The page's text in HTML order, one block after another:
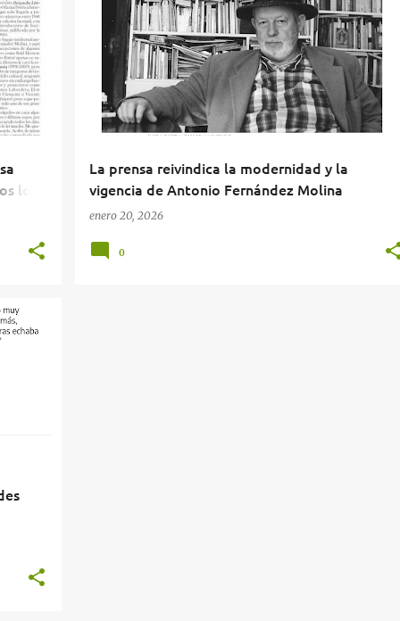
los
+3
La prensa reivindica la modernidad y la
vigencia de Antonio Fernández Molina
enero 20, 2026
ARTÍCULO EL CIERRE DIGITAL JAVIER LEBRÓN
0